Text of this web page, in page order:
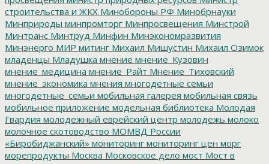
строительства и ЖКХ Минобороны РФ Минобрнауки
Минприроды минпромторг Минпросвещения Минстрой
Минтранс Минтруд Минфин Минэкономразвития
Минэнерго МИР митинг Михаил Мишустин Михаил Озимок
младенцы Младушка мнение мнение_Кузовин
мнение_медицина мнение_Райт Мнение_Тиховский
мнение_экономика мнения многодетные семьи
многодетные_семьи мобильная галерея мобильная связь
мобильное приложение модельная библиотека Молодая
Гвардия молодежный еврейский центр молодежь молоко
молочное скотоводство МОМВД России
«Биробиджанский» мониторинг мониторинг цен морг
морепродукты Москва Московское дело мост Мост в